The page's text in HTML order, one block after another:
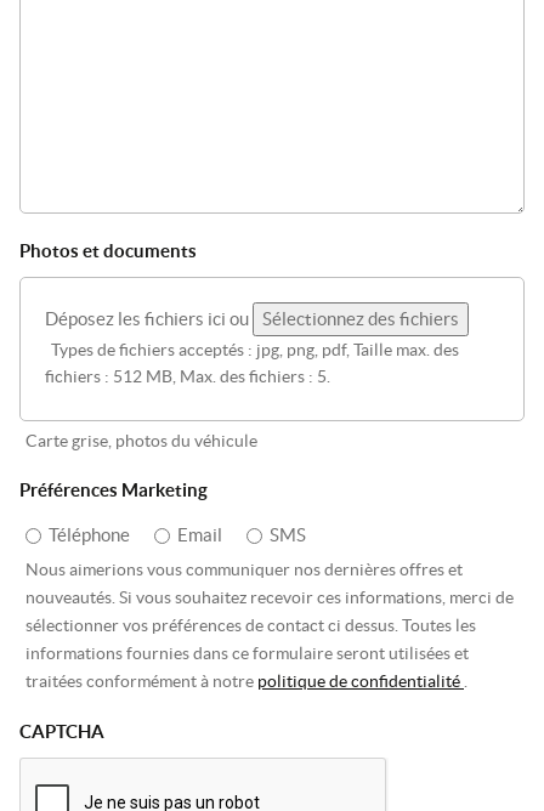
Photos et documents
Déposez les fichiers ici ou Sélectionnez des fichiers
Types de fichiers acceptés : jpg, png, pdf, Taille max. des
fichiers : 512 MB, Max. des fichiers : 5.
Carte grise, photos du véhicule
Préférences Marketing
Téléphone Email SMS
Nous aimerions vous communiquer nos dernières offres et
nouveautés. Si vous souhaitez recevoir ces informations, merci de
sélectionner vos préférences de contact ci dessus. Toutes les
informations fournies dans ce formulaire seront utilisées et
traitées conformément à notre politique de confidentialité.
CAPTCHA